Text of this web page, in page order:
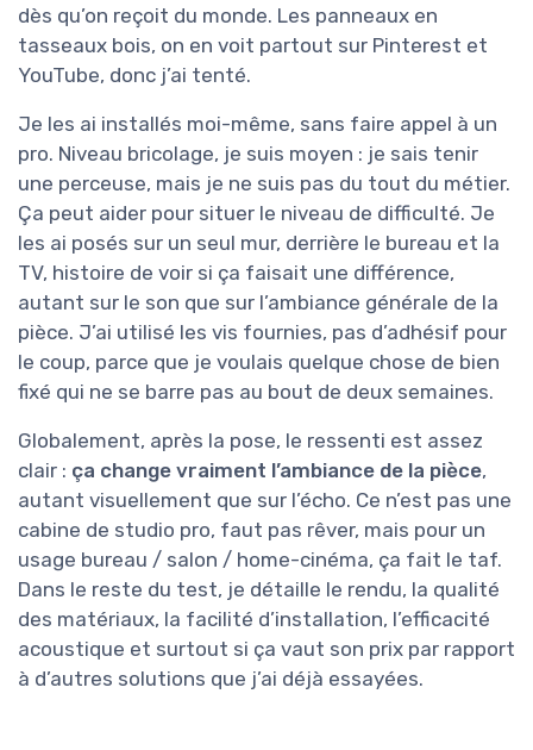
dès qu’on reçoit du monde. Les panneaux en
tasseaux bois, on en voit partout sur Pinterest et
YouTube, donc j’ai tenté.
Je les ai installés moi-même, sans faire appel à un
pro. Niveau bricolage, je suis moyen : je sais tenir
une perceuse, mais je ne suis pas du tout du métier.
Ça peut aider pour situer le niveau de difficulté. Je
les ai posés sur un seul mur, derrière le bureau et la
TV, histoire de voir si ça faisait une différence,
autant sur le son que sur l’ambiance générale de la
pièce. J’ai utilisé les vis fournies, pas d’adhésif pour
le coup, parce que je voulais quelque chose de bien
fixé qui ne se barre pas au bout de deux semaines.
Globalement, après la pose, le ressenti est assez
clair : ça change vraiment l’ambiance de la pièce,
autant visuellement que sur l’écho. Ce n’est pas une
cabine de studio pro, faut pas rêver, mais pour un
usage bureau / salon / home-cinéma, ça fait le taf.
Dans le reste du test, je détaille le rendu, la qualité
des matériaux, la facilité d’installation, l’efficacité
acoustique et surtout si ça vaut son prix par rapport
à d’autres solutions que j’ai déjà essayées.